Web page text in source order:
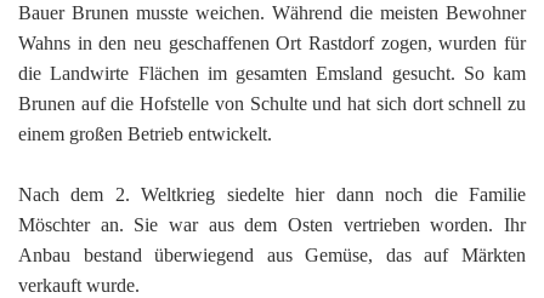
Bauer Brunen musste weichen. Während die meisten Bewohner
Wahns in den neu geschaffenen Ort Rastdorf zogen, wurden für
die Landwirte Flächen im gesamten Emsland gesucht. So kam
Brunen auf die Hofstelle von Schulte und hat sich dort schnell zu
einem großen Betrieb entwickelt.
Nach dem 2. Weltkrieg siedelte hier dann noch die Familie
Möschter an. Sie war aus dem Osten vertrieben worden. Ihr
Anbau bestand überwiegend aus Gemüse, das auf Märkten
verkauft wurde.